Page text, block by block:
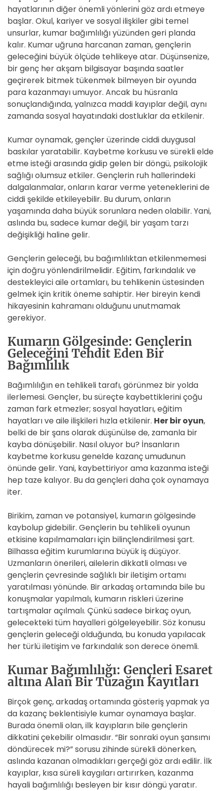
hayatlarının diğer önemli yönlerini göz ardı etmeye
başlar. Okul, kariyer ve sosyal ilişkiler gibi temel
unsurlar, kumar bağımlılığı yüzünden geri planda
kalır. Kumar uğruna harcanan zaman, gençlerin
geleceğini büyük ölçüde tehlikeye atar. Düşünsenize,
bir genç her akşam bilgisayar başında saatler
geçirerek bitmek tükenmek bilmeyen bir oyunda
para kazanmayı umuyor. Ancak bu hüsranla
sonuçlandığında, yalnızca maddi kayıplar değil, aynı
zamanda sosyal hayatındaki dostluklar da etkilenir.
Kumar oynamak, gençler üzerinde ciddi duygusal
baskılar yaratabilir. Kaybetme korkusu ve sürekli elde
etme isteği arasında gidip gelen bir döngü, psikolojik
sağlığı olumsuz etkiler. Gençlerin ruh hallerindeki
dalgalanmalar, onların karar verme yeteneklerini de
ciddi şekilde etkileyebilir. Bu durum, onların
yaşamında daha büyük sorunlara neden olabilir. Yani,
aslında bu, sadece kumar değil, bir yaşam tarzı
değişikliği haline gelir.
Gençlerin geleceği, bu bağımlılıktan etkilenmemesi
için doğru yönlendirilmelidir. Eğitim, farkındalık ve
destekleyici aile ortamları, bu tehlikenin üstesinden
gelmek için kritik öneme sahiptir. Her bireyin kendi
hikayesinin kahramanı olduğunu unutmamak
gerekiyor.
Kumarın Gölgesinde: Gençlerin
Geleceğini Tehdit Eden Bir
Bağımlılık
Bağımlılığın en tehlikeli tarafı, görünmez bir yolda
ilerlemesi. Gençler, bu süreçte kaybettiklerini çoğu
zaman fark etmezler; sosyal hayatları, eğitim
hayatları ve aile ilişkileri hızla etkilenir. Her bir oyun,
belki de bir şans olarak düşünülse de, zamanla bir
kayba dönüşebilir. Nasıl oluyor bu? İnsanların
kaybetme korkusu genelde kazanç umudunun
önünde gelir. Yani, kaybettiriyor ama kazanma isteği
hep taze kalıyor. Bu da gençleri daha çok oynamaya
iter.
Birikim, zaman ve potansiyel, kumarın gölgesinde
kaybolup gidebilir. Gençlerin bu tehlikeli oyunun
etkisine kapılmamaları için bilinçlendirilmesi şart.
Bilhassa eğitim kurumlarına büyük iş düşüyor.
Uzmanların önerileri, ailelerin dikkatli olması ve
gençlerin çevresinde sağlıklı bir iletişim ortamı
yaratılması yönünde. Bir arkadaş ortamında bile bu
konuşmalar yapılmalı, kumarın riskleri üzerine
tartışmalar açılmalı. Çünkü sadece birkaç oyun,
gelecekteki tüm hayalleri gölgeleyebilir. Söz konusu
gençlerin geleceği olduğunda, bu konuda yapılacak
her türlü iletişim ve farkındalık son derece önemli.
Kumar Bağımlılığı: Gençleri Esaret
altına Alan Bir Tuzağın Kayıtları
Birçok genç, arkadaş ortamında gösteriş yapmak ya
da kazanç beklentisiyle kumar oynamaya başlar.
Burada önemli olan, ilk kayıpların bile gençlerin
dikkatini çekebilir olmasıdır. “Bir sonraki oyun şansımı
döndürecek mi?” sorusu zihinde sürekli dönerken,
aslında kazanan olmadıkları gerçeği göz ardı edilir. İlk
kayıplar, kısa süreli kaygıları artırırken, kazanma
hayali bağımlılığı besleyen bir kısır döngü yaratır.